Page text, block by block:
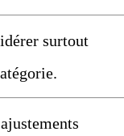
surtout